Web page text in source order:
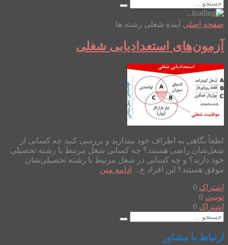
صفحه اصلی آینده شغلی رشته ها
آزمون‌های استعدادیابی شغلی
لطفاً نگاهی به اطراف خود بیندازید و بررسی کنید چه کسانی از
شغل‌شان راضی هستند؟ چه کسانی شغل مرتبط با رشته تحصیلی
خود دارند؟ و چه کسانی در شغل مرتبط با رشته تحصیلی‌شان
موفق هستند؟ این افراد ع... ادامه متن
اشتراک 0
توییت 0
اشتراک 0
ارتباط با مشاور